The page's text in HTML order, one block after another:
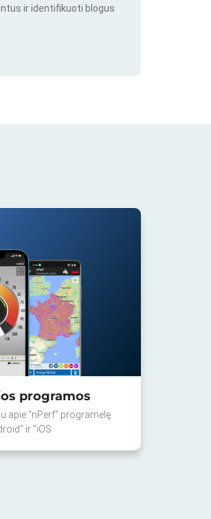
ir identifikuoti blogus
programos
apie "nPerf" programėlę
ir "iOS